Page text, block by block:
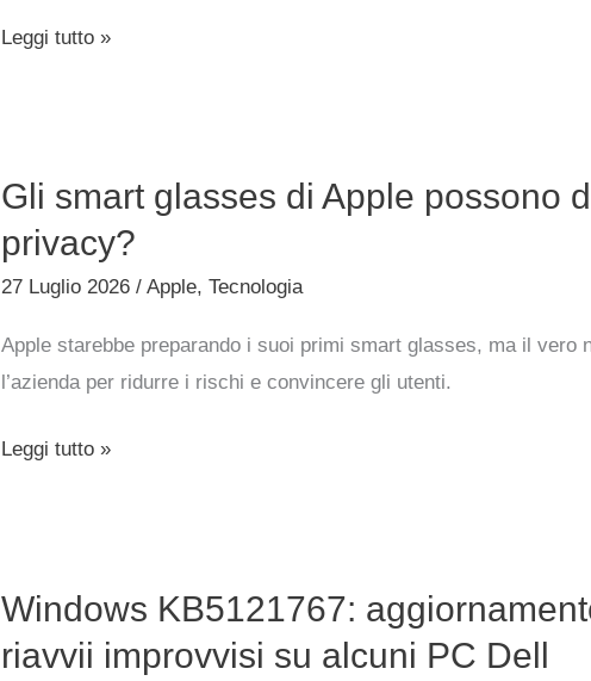
account
Leggi tutto »
Gli smart glasses di Apple possono
privacy?
27 Luglio 2026 / Apple, Tecnologia
Apple starebbe preparando i suoi primi smart glasses, ma il vero
l’azienda per ridurre i rischi e convincere gli utenti.
smart
glasses
possono
davvero
la
Leggi tutto »
Windows KB5121767:
riavvii improvvisi su alcuni PC Dell
KB5121767:
aggiornamento